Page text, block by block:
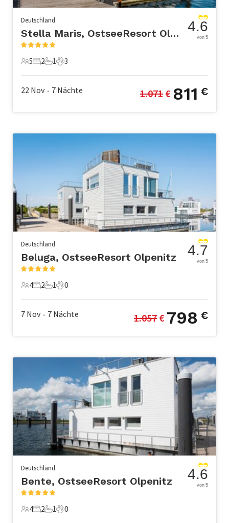
Deutschland
Stella Maris, OstseeResort Olpenitz
5 Gäste
5
2 Schlafzimmer
2
1 Badezimmer
1
3 Haustiere
3
4.6
von 5
22 Nov • 7 Nächte 1.071 € 811 €
Deutschland
Beluga, OstseeResort Olpenitz
4 Gäste
4
2 Schlafzimmer
2
1 Badezimmer
1
0 Haustiere
0
4.7
von 5
7 Nov • 7 Nächte 1.057 € 798 €
Deutschland
Bente, OstseeResort Olpenitz
4 Gäste
4
2 Schlafzimmer
2
1 Badezimmer
1
0 Haustiere
0
4.6
von 5